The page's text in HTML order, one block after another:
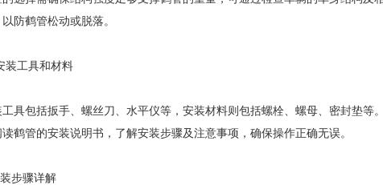
防鹤管松动或脱落。
装工具和材料
具包括扳手、螺丝刀、水平仪等，安装材料则包括螺栓、螺母、密封垫等
鹤管的安装说明书，了解安装步骤及注意事项，确保操作正确无误。
步骤详解